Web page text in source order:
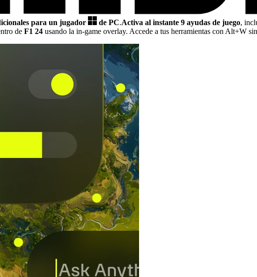
para un jugador de PC.Activa al instante 9 ayudas de juego,
de F1 24 usando la in-game overlay. Accede a tus herramientas con Alt+W